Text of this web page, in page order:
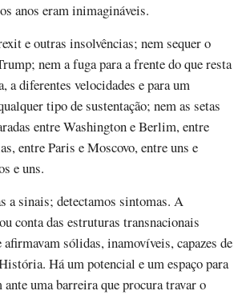
anos eram inimagináveis.
e outras insolvências; nem sequer o
nem a fuga para a frente do que resta
a diferentes velocidades e para um
tipo de sustentação; nem as setas
entre Washington e Berlim, entre
entre Paris e Moscovo, entre uns e
e uns.
a sinais; detectamos sintomas. A
conta das estruturas transnacionais
sólidas, inamovíveis, capazes de
Há um potencial e um espaço para
ante uma barreira que procura travar o